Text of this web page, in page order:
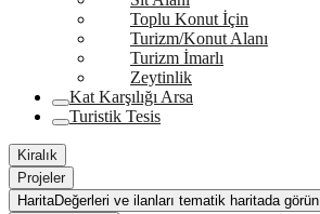
Toplu Konut İçin
Turizm/Konut Alanı
Turizm İmarlı
Zeytinlik
Kat Karşılığı Arsa
Turistik Tesis
Kiralık
Projeler
HaritaDeğerleri ve ilanları tematik haritada görün